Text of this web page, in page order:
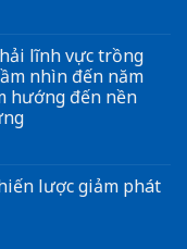
lĩnh vực trồng
nhìn đến năm
hướng đến nền
lược giảm phát